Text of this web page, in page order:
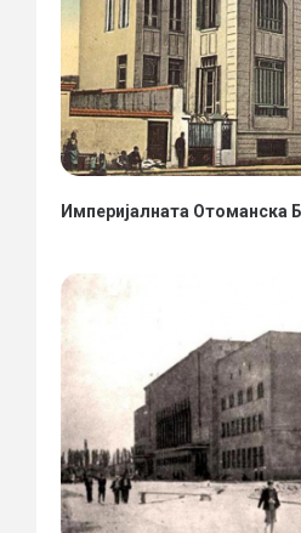
Империјалната Отоманска